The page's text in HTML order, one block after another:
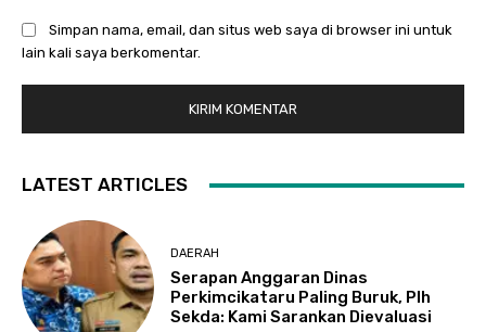
Simpan nama, email, dan situs web saya di browser ini untuk
lain kali saya berkomentar.
LATEST ARTICLES
DAERAH
Serapan Anggaran Dinas
Perkimcikataru Paling Buruk, Plh
Sekda: Kami Sarankan Dievaluasi